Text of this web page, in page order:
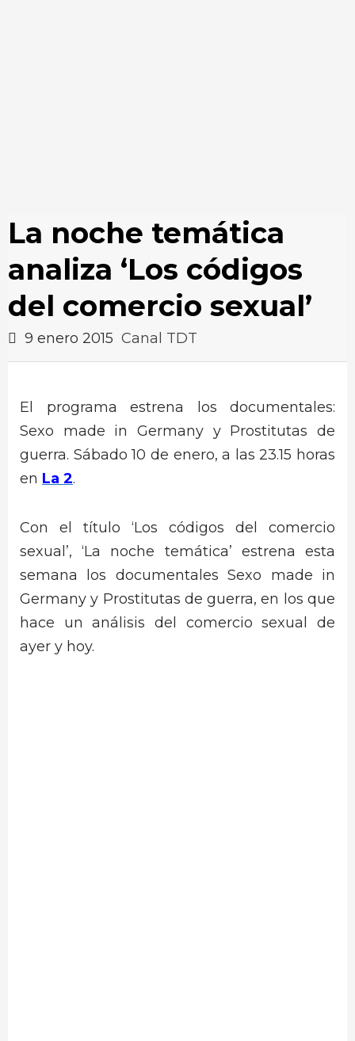
La noche temática
analiza ‘Los códigos
del comercio sexual’
9 enero 2015 Canal TDT
El programa estrena los documentales:
Sexo made in Germany y Prostitutas de
guerra. Sábado 10 de enero, a las 23.15 horas
en La 2.
Con el título ‘Los códigos del comercio
sexual’, ‘La noche temática’ estrena esta
semana los documentales Sexo made in
Germany y Prostitutas de guerra, en los que
hace un análisis del comercio sexual de
ayer y hoy.